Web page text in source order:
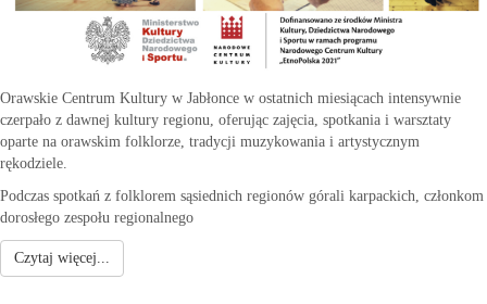
Orawskie Centrum Kultury w Jabłonce w ostatnich miesiącach intensywnie
czerpało z dawnej kultury regionu, oferując zajęcia, spotkania i warsztaty
oparte na orawskim folklorze, tradycji muzykowania i artystycznym
rękodziele.
Podczas spotkań z folklorem sąsiednich regionów górali karpackich, członkom
dorosłego zespołu regionalnego
Czytaj więcej...